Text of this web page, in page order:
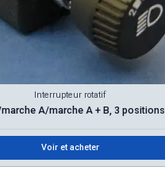
Interrupteur rotatif
A/marche A + B, 3 positions
Voir et acheter